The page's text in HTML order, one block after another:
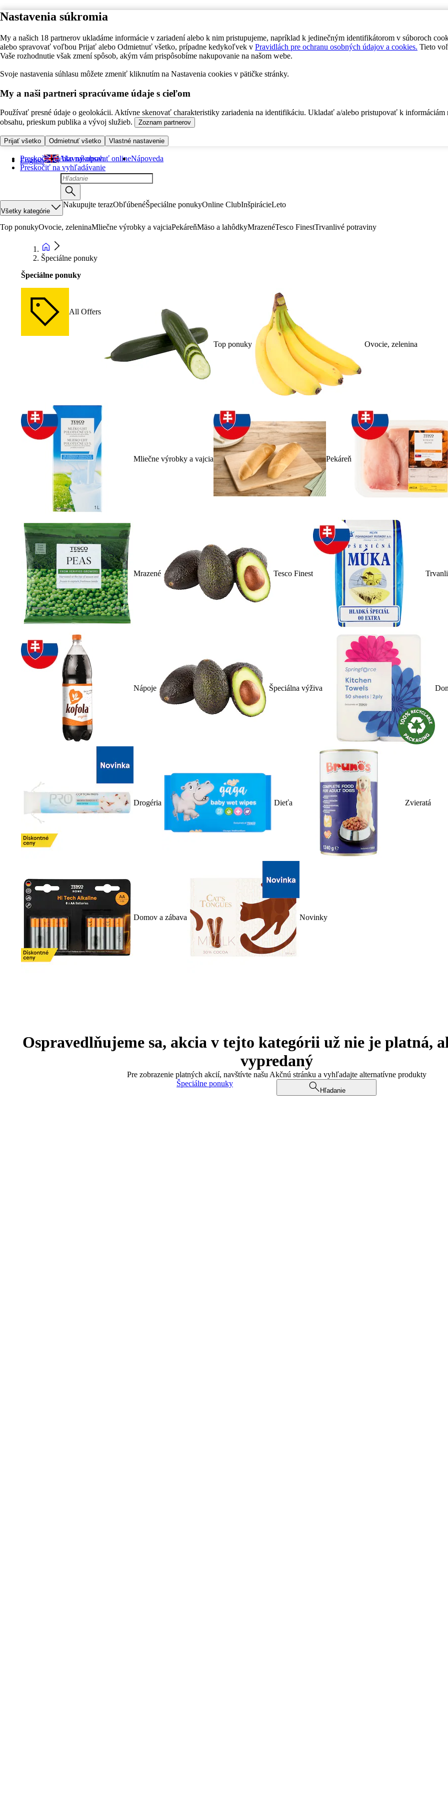
Nastavenia súkromia
My a našich 18 partnerov ukladáme informácie v zariadení alebo k nim pristupujeme, napríklad k jedinečným identifikátorom v súboroch
alebo spravovať voľbou Prijať alebo Odmietnuť všetko, prípadne kedykoľvek v Pravidlách pre ochranu osobných údajov a cookies. Tieto
Vaše rozhodnutie však zmení spôsob, akým vám prispôsobíme nakupovanie na našom webe.
Svoje nastavenia súhlasu môžete zmeniť kliknutím na Nastavenia cookies v pätičke stránky.
My a naši partneri spracúvame údaje s cieľom
Používať presné údaje o geolokácii. Aktívne skenovať charakteristiky zariadenia na identifikáciu. Ukladať a/alebo pristupovať k informáciám
obsahu, prieskum publika a vývoj služieb.
Zoznam partnerov
Prijať všetko Odmietnuť všetko Vlastné nastavenie
Preskočiť na hlavný obsah
Preskočiť na vyhľadávanie
English Ako nakupovať onlineNápoveda
Všetky kategórie
Nakupujte terazObľúbenéŠpeciálne ponukyOnline ClubInšpirácieLeto
Top ponukyOvocie, zeleninaMliečne výrobky a vajciaPekáreňMäso a lahôdkyMrazenéTesco FinestTrvanlivé potraviny
Špeciálne ponuky
Špeciálne ponuky
All Offers
Top ponuky Ovocie, zelenina
Mliečne výrobky a vajcia Pekáreň
Mrazené Tesco Finest
Nápoje Špeciálna výživa
Drogéria Dieťa Zvieratá
Domov a zábava Novinky
Ospravedlňujeme sa, akcia v tejto kategórii už nie je platná,
vypredaný
Pre zobrazenie platných akcií, navštívte našu Akčnú stránku a vyhľadajte alternatívne produkty
Špeciálne ponuky
Hľadanie